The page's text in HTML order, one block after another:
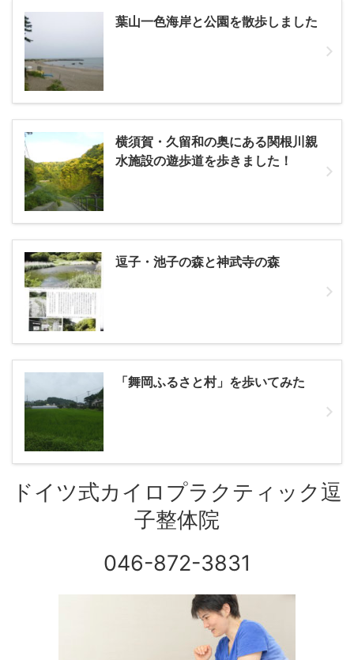
葉山一色海岸と公園を散歩しました
横須賀・久留和の奥にある関根川親
水施設の遊歩道を歩きました！
逗子・池子の森と神武寺の森
「舞岡ふるさと村」を歩いてみた
ドイツ式カイロプラクティック逗
子整体院
046-872-3831